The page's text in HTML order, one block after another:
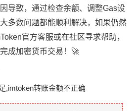
导致，通过检查余额、调整Gas设
多数问题都能顺利解决，如果仍然
官方客服或在社区寻求帮助，
成加密货币交易！🚀
,imtoken转账金额不正确